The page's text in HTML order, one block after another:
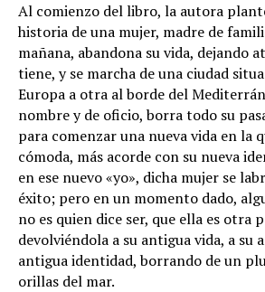
Al comienzo del libro, la autora
historia de una mujer, madre de
mañana, abandona su vida, dejando
tiene, y se marcha de una ciudad
Europa a otra al borde del
nombre y de oficio, borra todo su
para comenzar una nueva vida en la
cómoda, más acorde con su nueva
en ese nuevo «yo», dicha mujer se
éxito; pero en un momento dado,
no es quien dice ser, que ella es otra
devolviéndola a su antigua vida, a su
antigua identidad, borrando de un
orillas del mar.